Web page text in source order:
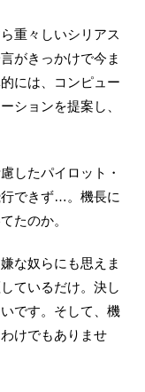
重々しいシリアス
がきっかけで今ま
には、コンピュー
ションを提案し、
したパイロット・
できず…。機長に
たのか。
な奴らにも思えま
ているだけ。決し
です。そして、機
けでもありませ